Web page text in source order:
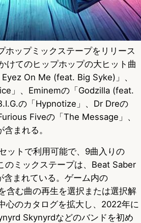
ップミックステープをリリース
けてのヒップホップの大ヒット曲
On Me (feat. Big Syke)」、
」、Eminemの「Godzilla (feat.
の「Hypnotize」、Dr Dreの
Fiveの「The Message」、
まれる。
ットで利用可能で、9曲入りの
のミックステープは、Beat Saber
含まれている。ゲーム内の
含む曲の再生を選択または選択解
心のカタログを拡大し、2022年に
Skynyrdなどのバンドを初め